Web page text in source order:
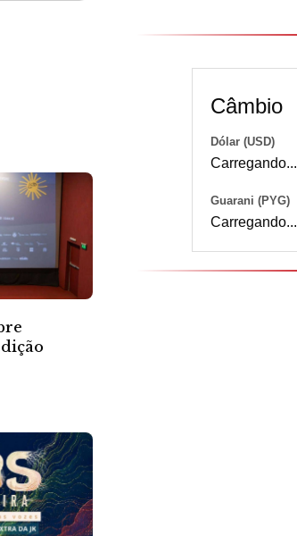
Câmbio
Dólar (USD)
Carregando...
Guarani (PYG)
Carregando...